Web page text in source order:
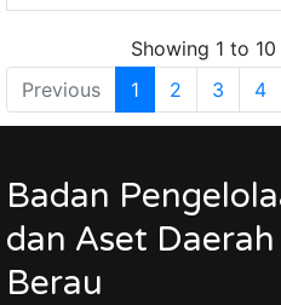
Showing 1 to
Previous
1 2 3 4
Badan
dan Aset
Berau